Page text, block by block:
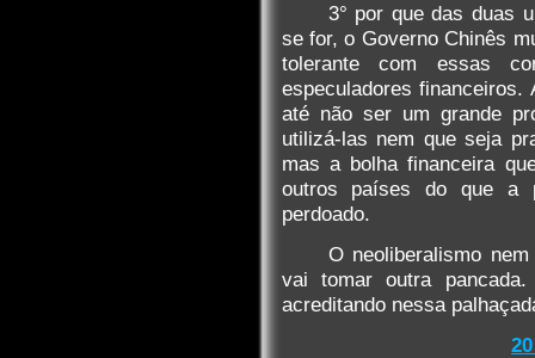
3° por que das duas
se for, o Governo Chinês
tolerante com essas
especuladores
até não ser um grande
utilizá-las nem que seja
mas a bolha financeira
outros países do que a
perdoado.
O neoliberalismo
vai tomar outra
acreditando nessa